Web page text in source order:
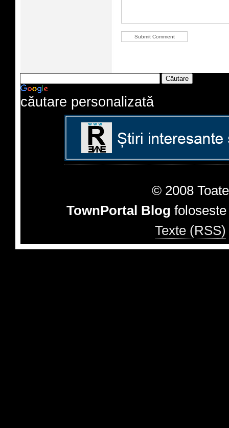
căutare personalizată
© 2008
TownPortal Blog
Texte (RSS)